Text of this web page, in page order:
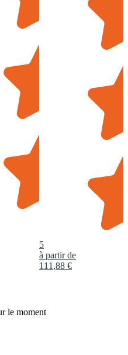
5
à partir de
111 ,88 €
le moment